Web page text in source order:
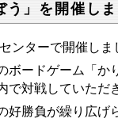
う」を開催し
ンターで開催しま
ードゲーム「か
で対戦していただ
勝負が繰り広げ